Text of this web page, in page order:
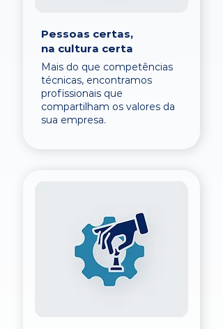
Pessoas certas,
na cultura certa
Mais do que competências
técnicas, encontramos
profissionais que
compartilham os valores da
sua empresa.